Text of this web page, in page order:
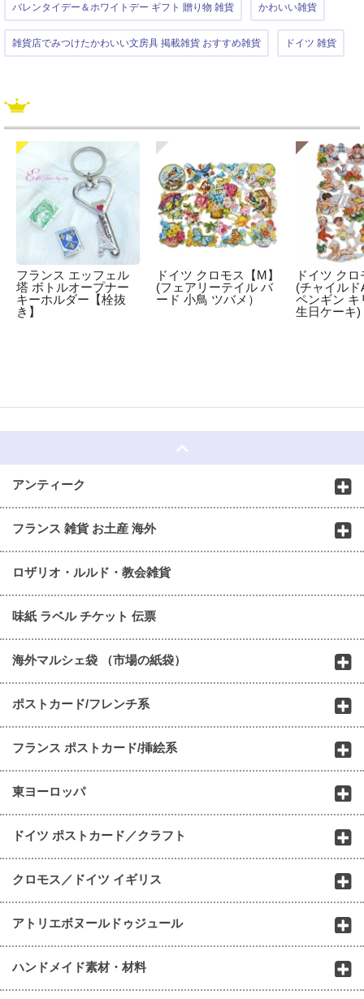
バレンタイデー＆ホワイトデー ギフト 贈り物 雑貨 かわいい雑貨
雑貨店でみつけたかわいい文房具 掲載雑貨 おすすめ雑貨 ドイツ 雑貨
フランス エッフェル
塔 ボトルオープナー
キーホルダー【栓抜
き】
ドイツ クロモス【M】
(フェアリーテイル バ
ード 小鳥 ツバメ）
ドイツ ク
(チャイルド
ペンギン キ
生日ケーキ)
アンティーク
フランス 雑貨 お土産 海外
ロザリオ・ルルド・教会雑貨
味紙 ラベル チケット 伝票
海外マルシェ袋 （市場の紙袋）
ポストカード/フレンチ系
フランス ポストカード/挿絵系
東ヨーロッパ
ドイツ ポストカード／クラフト
クロモス／ドイツ イギリス
アトリエボヌールドゥジュール
ハンドメイド素材・材料